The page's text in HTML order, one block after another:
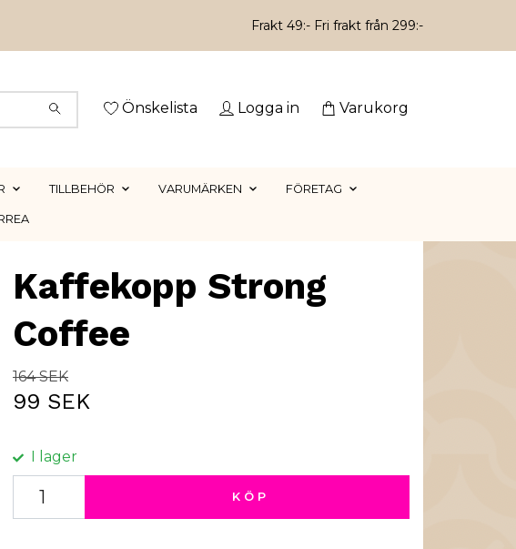
Frakt 49:- Fri frakt från 299:-
Önskelista Logga in Varukorg
TILLBEHÖR VARUMÄRKEN FÖRETAG
Kaffekopp Strong
Coffee
164 SEK
99 SEK
I lager
KÖP